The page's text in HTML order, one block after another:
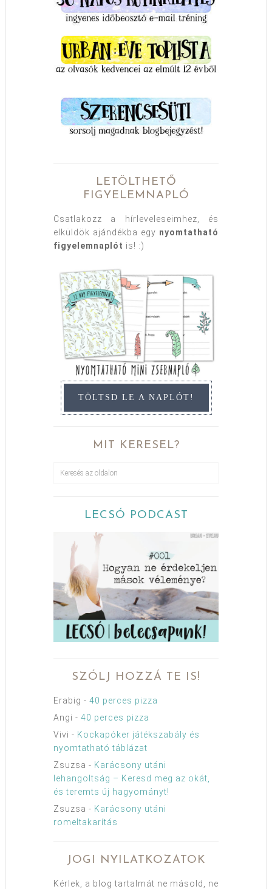
LETÖLTHETŐ
FIGYELEMNAPLÓ
Csatlakozz a hírleveleseimhez, és
elküldök ajándékba egy nyomtatható
figyelemnaplót is! :)
TÖLTSD LE A NAPLÓT!
MIT KERESEL?
LECSÓ PODCAST
SZÓLJ HOZZÁ TE IS!
Erabig - 40 perces pizza
Angi - 40 perces pizza
Vivi - Kockapóker játékszabály és
nyomtatható táblázat
Zsuzsa - Karácsony utáni
lehangoltság – Keresd meg az okát,
és teremts új hagyományt!
Zsuzsa - Karácsony utáni
romeltakarítás
JOGI NYILATKOZATOK
Kérlek, a blog tartalmát ne másold, ne